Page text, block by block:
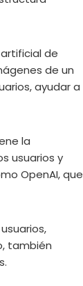
de
de un
ayudar a
la
usuarios y
OpenAI, que
también